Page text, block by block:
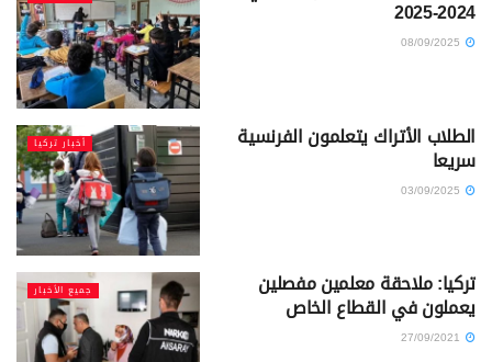
2024-2025
أخبار تركيا الطلاب الأتراك يتعلمون الفرنسية
سريعا
جميع الأخبار تركيا: ملاحقة معلمين مفصلين
يعملون في القطاع الخاص